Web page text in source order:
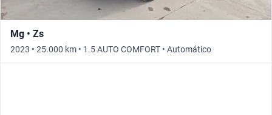
Mg • Zs
2023 • 25.000 km • 1.5 AUTO COMFORT • Automático